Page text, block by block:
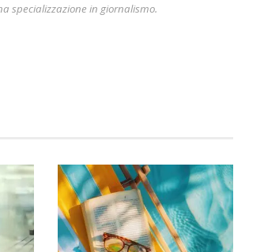
specializzazione in giornalismo.